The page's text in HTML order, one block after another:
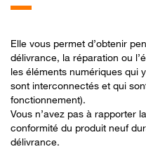
Elle vous permet d’obtenir
délivrance, la réparation ou
les éléments numériques qui
sont interconnectés et qui
fonctionnement).
Vous n’avez pas à rapporter
conformité du produit neuf
délivrance.